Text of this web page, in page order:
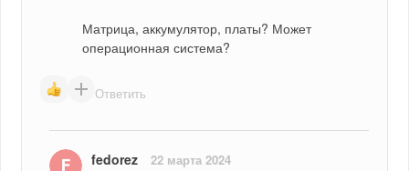
Матрица, аккумулятор, платы? Может
операционная система?
Ответить
fedorez 22 марта 2024